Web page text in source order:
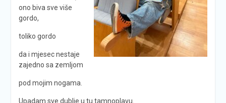
ono biva sve više
gordo,
toliko gordo
da i mjesec nestaje
zajedno sa zemljom
pod mojim nogama.
Upadam sve dublje u tu tamnoplavu.